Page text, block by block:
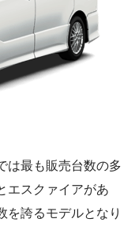
は最も販売台数の多
エスクァイアがあ
を誇るモデルとなり